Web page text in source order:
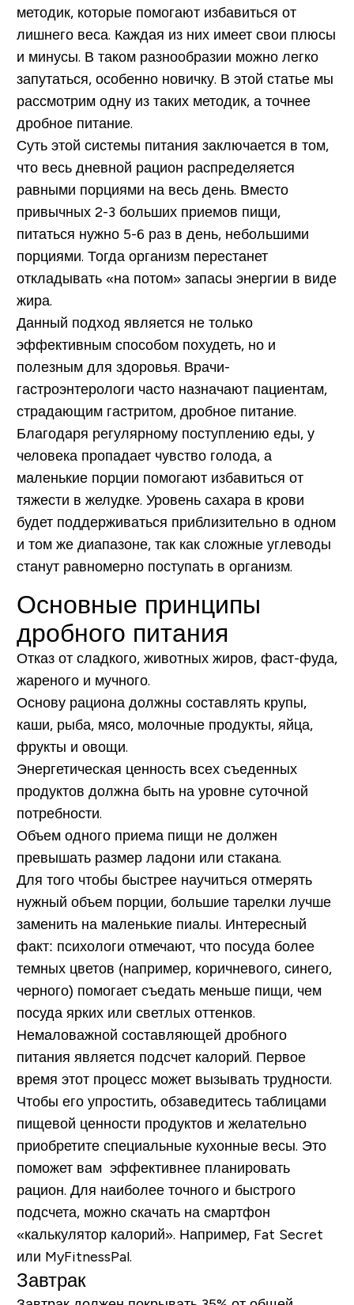
методик, которые помогают избавиться от
лишнего веса. Каждая из них имеет свои плюсы
и минусы. В таком разнообразии можно легко
запутаться, особенно новичку. В этой статье мы
рассмотрим одну из таких методик, а точнее
дробное питание.
Суть этой системы питания заключается в том,
что весь дневной рацион распределяется
равными порциями на весь день. Вместо
привычных 2-3 больших приемов пищи,
питаться нужно 5-6 раз в день, небольшими
порциями. Тогда организм перестанет
откладывать «на потом» запасы энергии в виде
жира.
Данный подход является не только
эффективным способом похудеть, но и
полезным для здоровья. Врачи-
гастроэнтерологи часто назначают пациентам,
страдающим гастритом, дробное питание.
Благодаря регулярному поступлению еды, у
человека пропадает чувство голода, а
маленькие порции помогают избавиться от
тяжести в желудке. Уровень сахара в крови
будет поддерживаться приблизительно в одном
и том же диапазоне, так как сложные углеводы
станут равномерно поступать в организм.
Основные принципы
дробного питания
Отказ от сладкого, животных жиров, фаст-фуда,
жареного и мучного.
Основу рациона должны составлять крупы,
каши, рыба, мясо, молочные продукты, яйца,
фрукты и овощи.
Энергетическая ценность всех съеденных
продуктов должна быть на уровне суточной
потребности.
Объем одного приема пищи не должен
превышать размер ладони или стакана.
Для того чтобы быстрее научиться отмерять
нужный объем порции, большие тарелки лучше
заменить на маленькие пиалы. Интересный
факт: психологи отмечают, что посуда более
темных цветов (например, коричневого, синего,
черного) помогает съедать меньше пищи, чем
посуда ярких или светлых оттенков.
Немаловажной составляющей дробного
питания является подсчет калорий. Первое
время этот процесс может вызывать трудности.
Чтобы его упростить, обзаведитесь таблицами
пищевой ценности продуктов и желательно
приобретите специальные кухонные весы. Это
поможет вам эффективнее планировать
рацион. Для наиболее точного и быстрого
подсчета, можно скачать на смартфон
«калькулятор калорий». Например, Fat Secret
или MyFitnessPal.
Завтрак